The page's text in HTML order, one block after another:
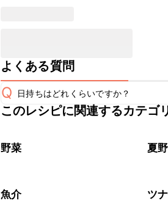
よくある質問
Q 日持ちはどれくらいですか？
保存期間は冷蔵で当日中が目安です
※日持ちは目安です。
このレシピに関連するカテゴ
野菜 夏
魚介 ツ